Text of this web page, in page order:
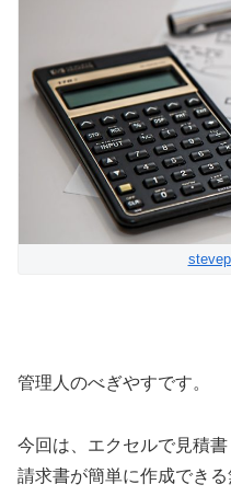
管理人のべぎやすです。
今回は、エクセルで見積
請求書が簡単に作成でき